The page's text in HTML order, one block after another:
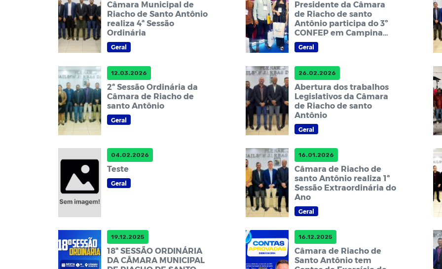
Câmara Municipal de
Riacho de Santo Antônio
realiza 4ª Sessão
Ordinária
Geral
Presidente da Câmara
de Riacho de santo
Antônio participa do 3º
CONFEP em Campina
Grande
Geral
12.03.2026
2ª Sessão Ordinária da
Câmara de Riacho de
santo Antônio
Geral
26.02.2026
Abertura dos trabalhos
Legislativos da Câmara
de Riacho de santo
Antônio
Geral
04.02.2026
Teste
Geral
16.01.2026
Câmara de Riacho de
santo Antônio realiza 1ª
Sessão Extraordinária do
Ano
Geral
19.12.2025
18ª SESSÃO ORDINÁRIA
DA CÂMARA MUNICIPAL
16.12.2025
Câmara de Riacho de
Santo Antônio tem